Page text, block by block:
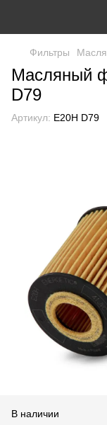
Фильтры
Масляный
D79
Артикул: E20H D79
В наличии